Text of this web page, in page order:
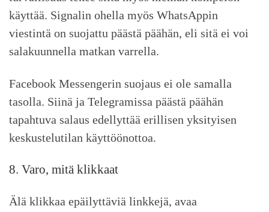
käyttää. Signalin ohella myös WhatsAppin
viestintä on suojattu päästä päähän, eli sitä ei voi
salakuunnella matkan varrella.
Facebook Messengerin suojaus ei ole samalla
tasolla. Siinä ja Telegramissa päästä päähän
tapahtuva salaus edellyttää erillisen yksityisen
keskustelutilan käyttöönottoa.
8. Varo, mitä klikkaat
Älä klikkaa epäilyttäviä linkkejä, avaa